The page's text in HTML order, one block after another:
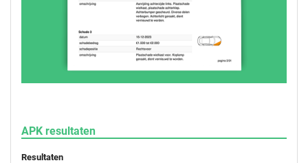
APK resultaten
Resultaten